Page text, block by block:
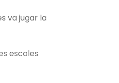
va jugar la
escoles